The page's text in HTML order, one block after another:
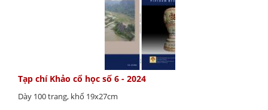
Tạp chí Khảo cổ học số 6 - 2024
Dày 100 trang, khổ 19x27cm